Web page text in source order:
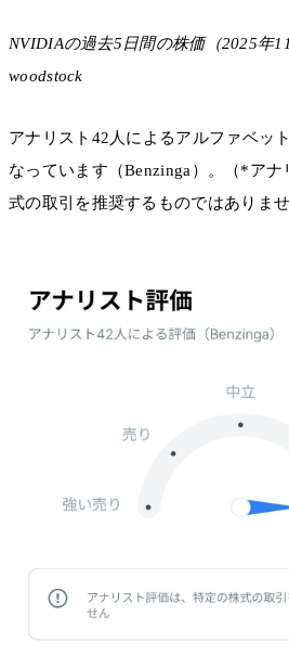
NVIDIAの過去5日間の株価（2025年
woodstock
アナリスト42人によるアルファベッ
なっています（Benzinga）。（*ア
式の取引を推奨するものではありませ